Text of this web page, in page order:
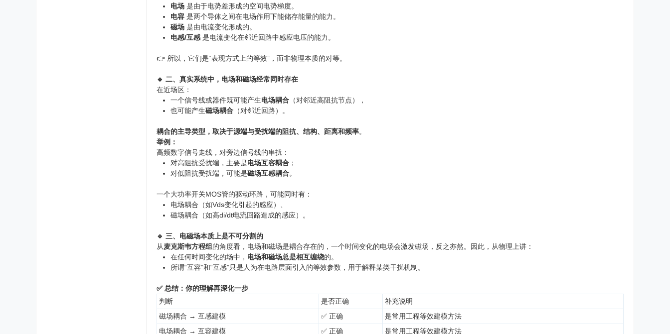
电场 是由于电势差形成的空间电势梯度。
电容 是两个导体之间在电场作用下能储存能量的能力。
磁场 是由电流变化形成的。
电感/互感 是电流变化在邻近回路中感应电压的能力。
👉 所以，它们是“表现方式上的等效”，而非物理本质的对等。
🔹 二、真实系统中，电场和磁场经常同时存在
在近场区：
一个信号线或器件既可能产生电场耦合 （对邻近高阻抗节点），
也可能产生磁场耦合 （对邻近回路）。
耦合的主导类型，取决于源端与受扰端的阻抗、结构、距离和频率。
举例：
高频数字信号走线，对旁边信号线的串扰：
对高阻抗受扰端，主要是电场互容耦合 ；
对低阻抗受扰端，可能是磁场互感耦合。
一个大功率开关MOS管的驱动环路，可能同时有：
电场耦合（如Vds变化引起的感应）、
磁场耦合（如高di/dt电流回路造成的感应）。
🔹 三、电磁场本质上是不可分割的
从麦克斯韦方程组 的角度看，电场和磁场是耦合存在的，一个时间变化的电场会激发磁场，反之亦然。因此，从物理上讲：
在任何时间变化的场中， 电场和磁场总是相互缠绕的。
所谓“互容”和“互感”只是人为在电路层面引入的等效参数，用于解释某类干扰机制。
✅ 总结：你的理解再深化一步
判断
是否正确
补充说明
磁场耦合 → 互感建模
✅ 正确
是常用工程等效建模方法
电场耦合 → 互容建模
✅ 正确
是常用工程等效建模方法